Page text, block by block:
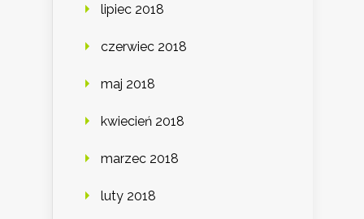
lipiec 2018
czerwiec 2018
maj 2018
kwiecień 2018
marzec 2018
luty 2018